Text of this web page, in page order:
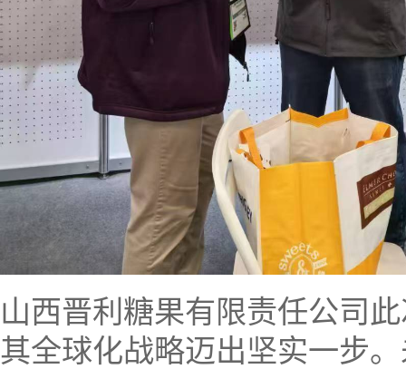
山西晋利糖果有限责任公司
其全球化战略迈出坚实一步